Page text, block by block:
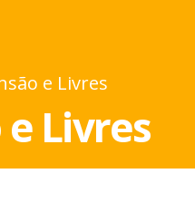
e Livres
Livres